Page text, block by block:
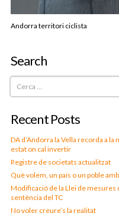
Andorra territori ciclista
Search
Cerca:
Recent Posts
DA d’Andorra la Vella recorda a
estat on cal invertir
Registre de societats actualitzat
Què volem, un país o un poble
Modificació de la Llei de mesures
sentència del TC
No voler creure’s la realitat